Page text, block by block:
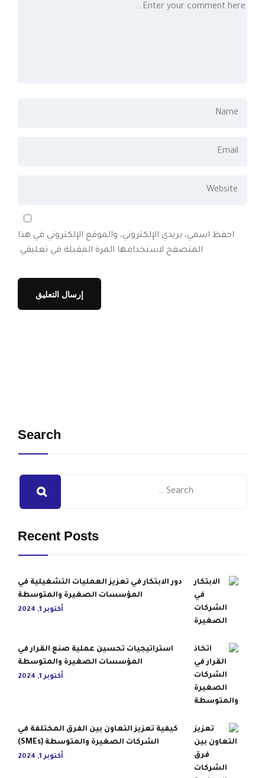
احفظ اسمي، بريدي الإلكتروني، والموقع الإلكتروني في هذا
المتصفح لاستخدامها المرة المقبلة في تعليقي.
Search
Recent Posts
دور الابتكار في تعزيز العمليات التشغيلية في
المؤسسات الصغيرة والمتوسطة
أكتوبر 1, 2024
استراتيجيات تحسين عملية صنع القرار في
المؤسسات الصغيرة والمتوسطة
أكتوبر 1, 2024
كيفية تعزيز التعاون بين الفرق المختلفة في
الشركات الصغيرة والمتوسطة (SMEs)
أكتوبر 1, 2024